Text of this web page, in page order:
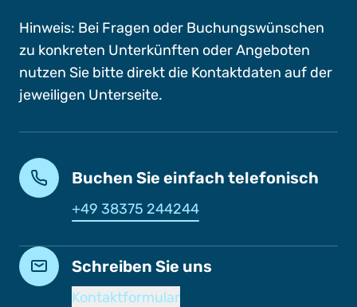
Hinweis: Bei Fragen oder Buchungswünschen
zu konkreten Unterkünften oder Angeboten
nutzen Sie bitte direkt die Kontaktdaten auf der
jeweiligen Unterseite.
Buchen Sie einfach telefonisch
+49 38375 244244
Schreiben Sie uns
Kontaktformular